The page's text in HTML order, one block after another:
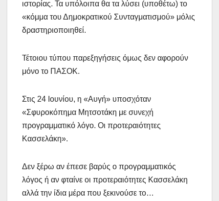
ιστορίας. Τα υπόλοιπα θα τα λύσει (υποθέτω) το
«κόμμα του Δημοκρατικού Συνταγματισμού» μόλις
δραστηριοποιηθεί.
Τέτοιου τύπου παρεξηγήσεις όμως δεν αφορούν
μόνο το ΠΑΣΟΚ.
Στις 24 Ιουνίου, η «Αυγή» υποσχόταν
«Σφυροκόπημα Μητσοτάκη με συνεχή
προγραμματικό λόγο. Οι προτεραιότητες
Κασσελάκη».
Δεν ξέρω αν έπεσε βαρύς ο προγραμματικός
λόγος ή αν φταίνε οι προτεραιότητες Κασσελάκη
αλλά την ίδια μέρα που ξεκινούσε το…